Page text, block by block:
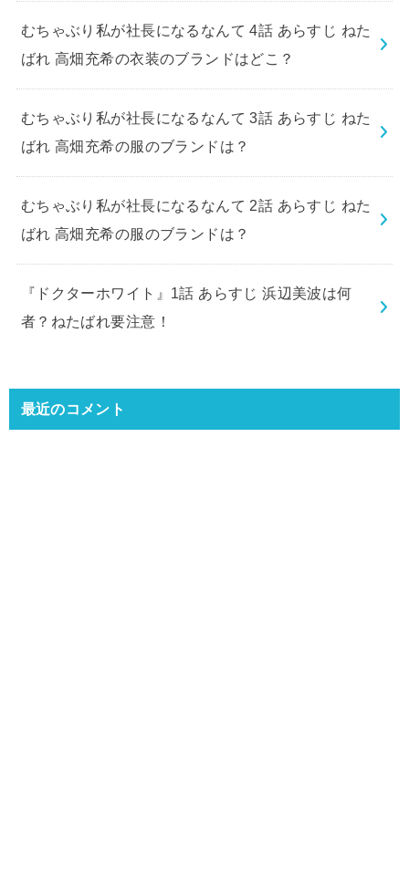
むちゃぶり私が社長になるなんて 4話 あらすじ ねた
ばれ 高畑充希の衣装のブランドはどこ？
むちゃぶり私が社長になるなんて 3話 あらすじ ねた
ばれ 高畑充希の服のブランドは？
むちゃぶり私が社長になるなんて 2話 あらすじ ねた
ばれ 高畑充希の服のブランドは？
『ドクターホワイト』1話 あらすじ 浜辺美波は何
者？ねたばれ要注意！
最近のコメント